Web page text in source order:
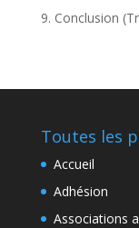
9. Conclusion
Toutes les
Accueil
Adhésion
Associations